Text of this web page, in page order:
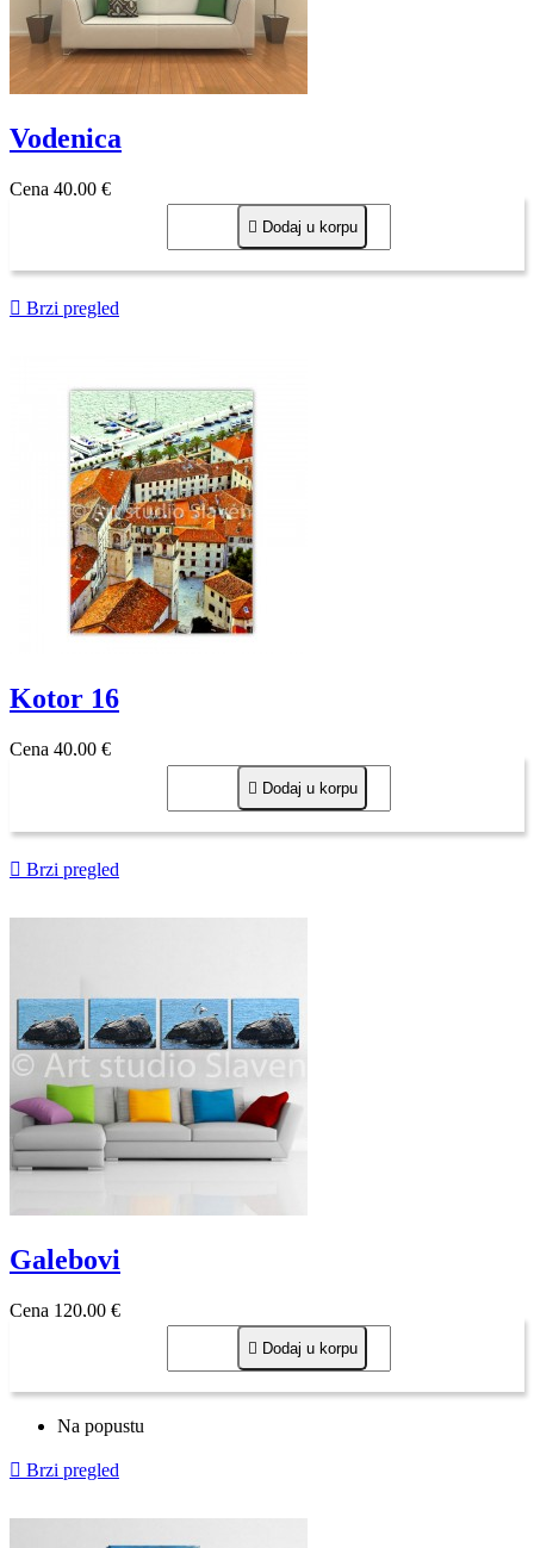
Vodenica
Cena 40,00 €
 Dodaj u korpu
 Brzi pregled
Kotor 16
Cena 40,00 €
 Dodaj u korpu
 Brzi pregled
Galebovi
Cena 120,00 €
 Dodaj u korpu
Na popustu
 Brzi pregled